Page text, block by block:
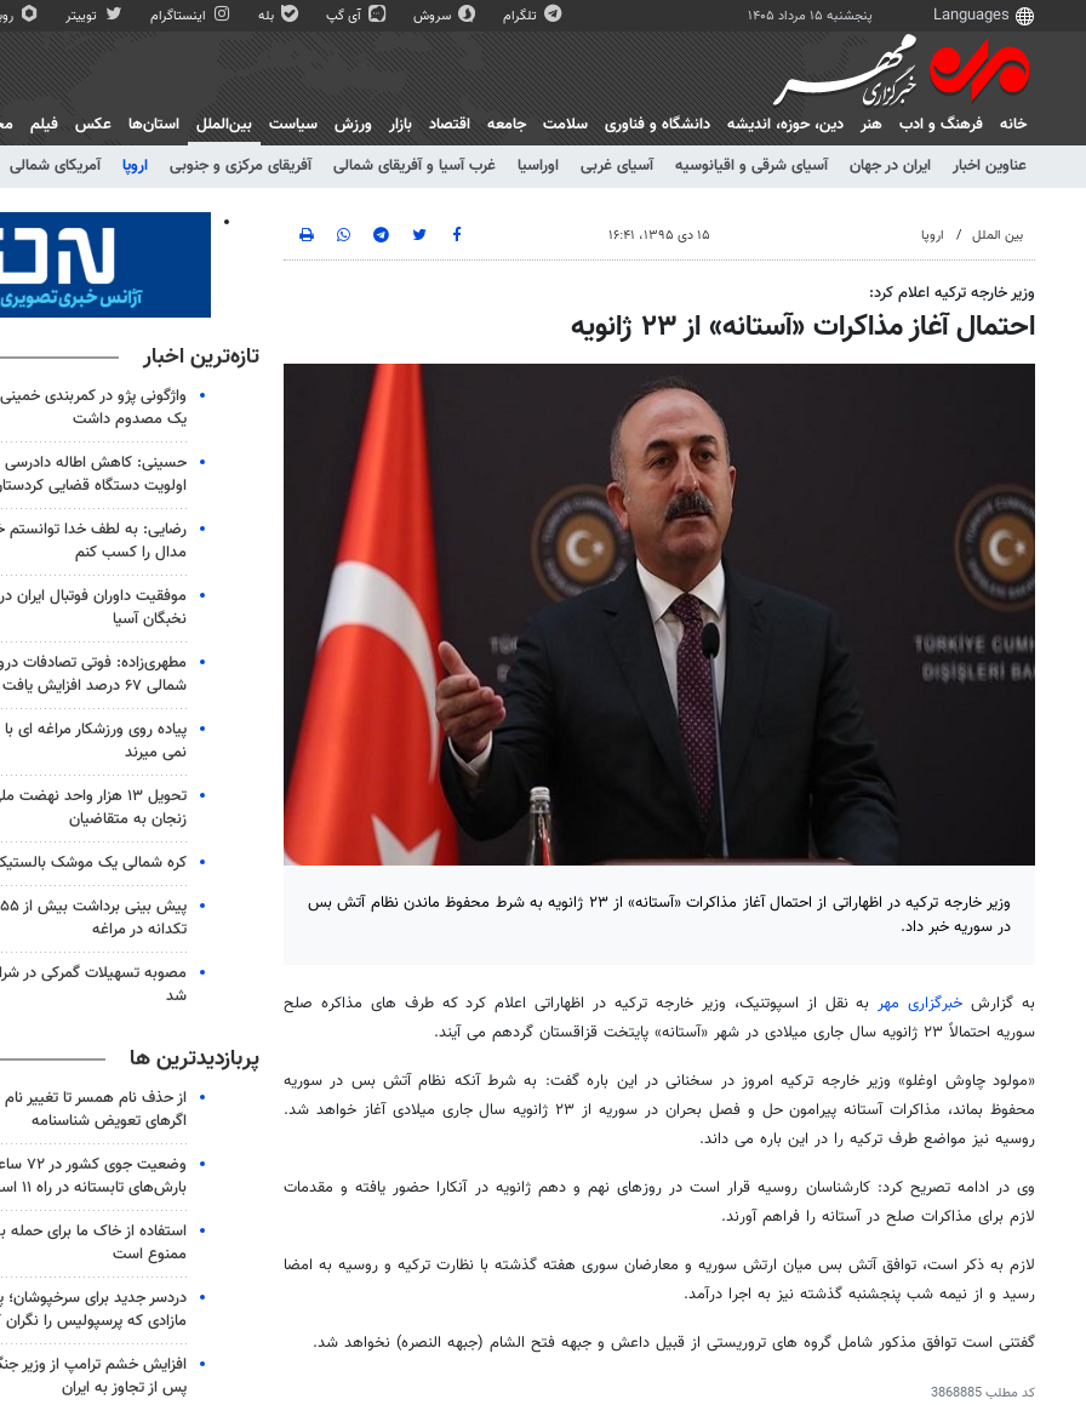
پنجشنبه ۱۵ مرداد ۱۴۰۵ تلگرام سروش آی گپ بله اینستاگرام توییتر
خانه فرهنگ و ادب هنر دين، حوزه، انديشه دانشگاه و فناوری سلامت جامعه اقتصاد بازار ورزش سیاست
بین‌الملل
عناوین اخبار
ایران در جهان آسیای شرقی و اقیانوسیه آسیای غربی اوراسیا غرب آسیا و آفریقای شمالی آفریقای مرکزی و جنوبی اروپا آمریکای شمالی
استان‌ها عکس فیلم
بین الملل اروپا ۱۵ دی ۱۳۹۵، ۱۶:۴۱
وزیر خارجه ترکیه اعلام کرد:
احتمال آغاز مذاکرات «آستانه» از ۲۳ ژانویه
وزیر خارجه ترکیه در اظهاراتی از احتمال آغاز مذاکرات «آستانه» از ۲۳ ژانویه به شرط محفوظ ماندن نظام آتش بس
در سوریه خبر داد.
به گزارش خبرگزاری مهر به نقل از اسپوتنیک، وزیر خارجه ترکیه در اظهاراتی اعلام کرد که طرف های مذاکره صلح
سوریه احتمالاً ۲۳ ژانویه سال جاری میلادی در شهر «آستانه» پایتخت قزاقستان گردهم می آیند.
«مولود چاوش اوغلو» وزیر خارجه ترکیه امروز در سخنانی در این باره گفت: به شرط آنکه نظام آتش بس در سوریه
محفوظ بماند، مذاکرات آستانه پیرامون حل و فصل بحران در سوریه از ۲۳ ژانویه سال جاری میلادی آغاز خواهد شد.
روسیه نیز مواضع طرف ترکیه را در این باره می داند.
وی در ادامه تصریح کرد: کارشناسان روسیه قرار است در روزهای نهم و دهم ژانویه در آنکارا حضور یافته و مقدمات
لازم برای مذاکرات صلح در آستانه را فراهم آورند.
لازم به ذکر است، توافق آتش بس میان ارتش سوریه و معارضان سوری هفته گذشته با نظارت ترکیه و روسیه به امضا
رسید و از نیمه شب پنجشنبه گذشته نیز به اجرا درآمد.
گفتنی است توافق مذکور شامل گروه های تروریستی از قبیل داعش و جبهه فتح الشام (جبهه النصره) نخواهد شد.
کد مطلب3868885
تازه‌ترین اخبار
واژگونی پژو در کمربندی
یک مصدوم داشت
حسینی: کاهش اطاله دادرسی
اولویت دستگاه قضایی
رضایی: به لطف خدا توانستم
مدال را کسب کنم
موفقیت داوران فوتبال ایران
نخبگان آسیا
مطهری‌زاده: فوتی تصادفات
شمالی ۶۷ درصد افزایش یافت
پیاده روی ورزشکار مراغه ای
نمی میرند
تحویل ۱۳ هزار واحد
زنجان به متقاضیان
کره شمالی یک موشک
تکدانه در مراغه
مصوبه تسهیلات گمرکی در
شد
پربازدیدترین ها
از حذف نام همسر تا تغییر نام
اگرهای تعویض شناسنامه
وضعیت
بارش‌های تابستانه در راه ۱۱ استان
استفاده از خاک ما برای
ممنوع است
دردسر جدید برای سرخپوشان؛
مازادی که پرسپولیس را نگران
افزایش خشم ترامپ از وزیر
پس از تجاوز به ایران